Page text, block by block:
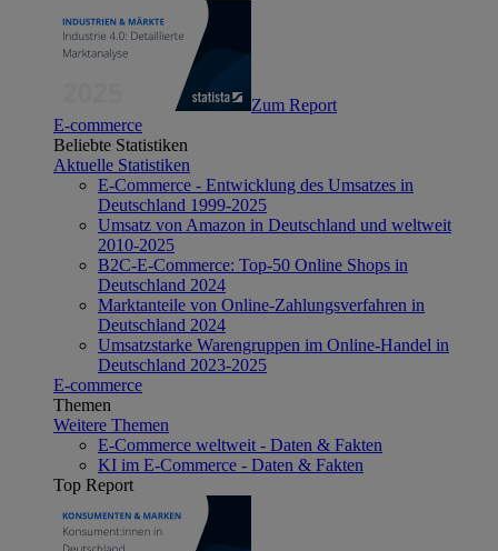
Zum Report
E-commerce
Beliebte Statistiken
Aktuelle Statistiken
E-Commerce - Entwicklung des Umsatzes in
Deutschland 1999-2025
Umsatz von Amazon in Deutschland und weltweit
2010-2025
B2C-E-Commerce: Top-50 Online Shops in
Deutschland 2024
Marktanteile von Online-Zahlungsverfahren in
Deutschland 2024
Umsatzstarke Warengruppen im Online-Handel in
Deutschland 2023-2025
E-commerce
Themen
Weitere Themen
E-Commerce weltweit - Daten & Fakten
KI im E-Commerce - Daten & Fakten
Top Report